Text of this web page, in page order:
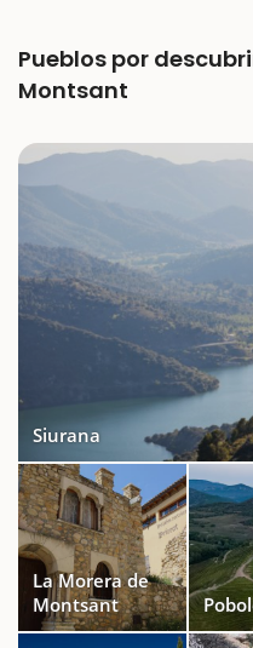
Pueblos por
Montsant
Siurana
La Morera de
Montsant